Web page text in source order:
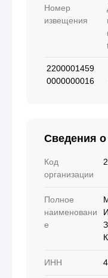
Номер
извещения
2200001459
0000000016
Сведения о
Код
организации
Полное
наименовани
е
ИНН